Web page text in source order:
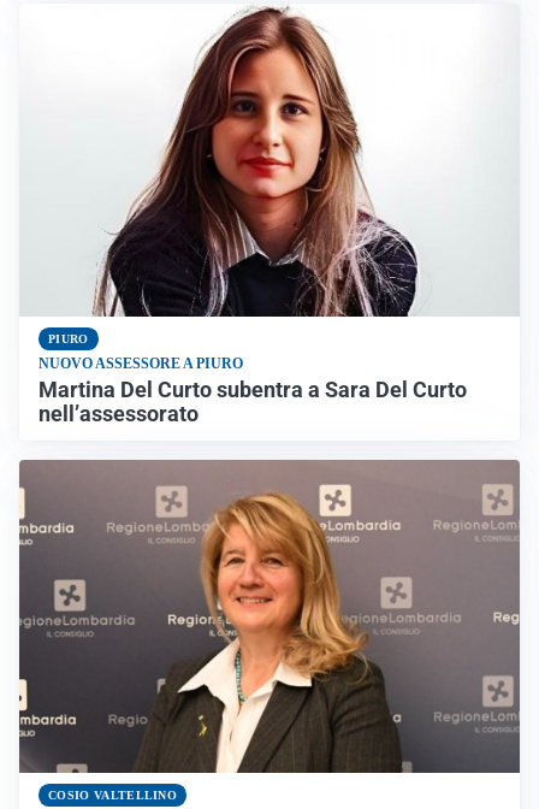
PIURO
NUOVO ASSESSORE A PIURO
Martina Del Curto subentra a Sara Del Curto
nell’assessorato
COSIO VALTELLINO